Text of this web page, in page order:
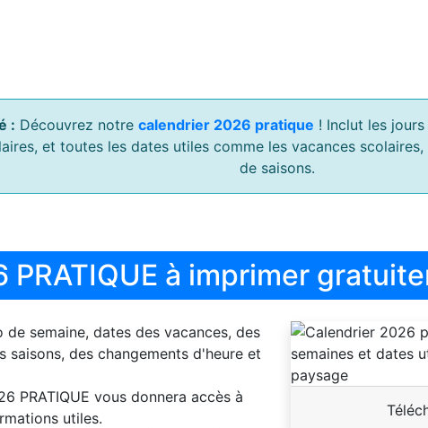
: Découvrez notre calendrier 2026 pratique ! Inclut les
et toutes les dates utiles comme les vacances
de saisons.
à imprimer
de semaine, dates des vacances, des
saisons, des changements d'heure et
PRATIQUE vous donnera accès à
utiles.